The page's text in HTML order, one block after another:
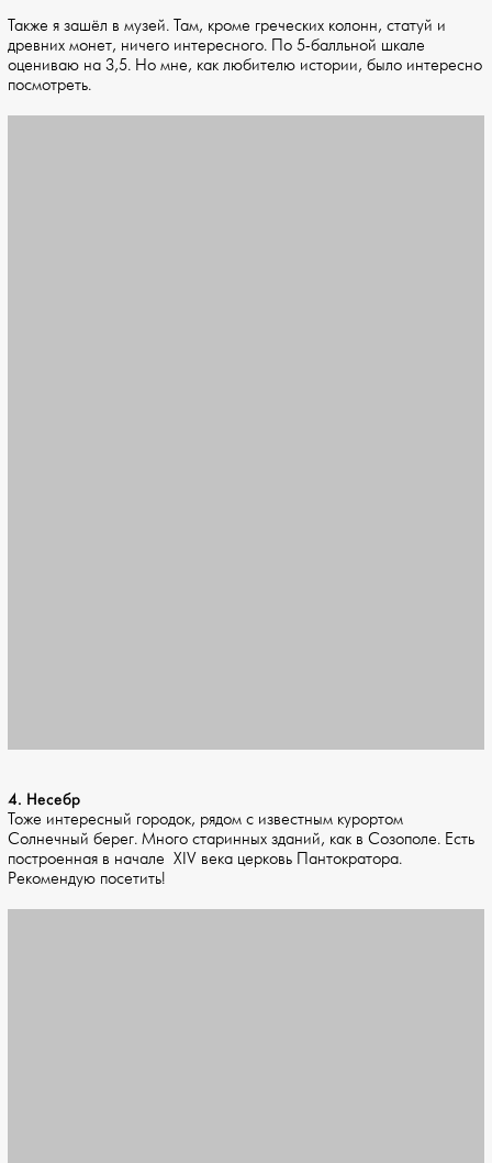
Также я зашёл в музей. Там, кроме греческих колонн, статуй и
древних монет, ничего интересного. По 5-балльной шкале
оцениваю на 3,5. Но мне, как любителю истории, было интересно
посмотреть.
4. Несебр
Тоже интересный городок, рядом с известным курортом
Солнечный берег. Много старинных зданий, как в Созополе. Есть
построенная в начале XIV века церковь Пантократора.
Рекомендую посетить!